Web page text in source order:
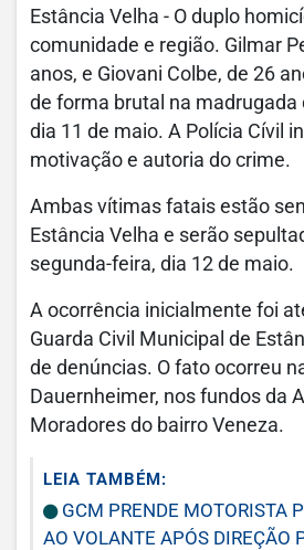
Estância Velha - O duplo
comunidade e região. Gilmar
anos, e Giovani Colbe, de 26
de forma brutal na madrugada
dia 11 de maio. A Polícia Cívil
motivação e autoria do crime.
Ambas vítimas fatais estão
Estância Velha e serão
segunda-feira, dia 12 de maio.
A ocorrência inicialmente foi
Guarda Civil Municipal de
de denúncias. O fato ocorreu
Dauernheimer, nos fundos da
Moradores do bairro Veneza.
LEIA TAMBÉM:
GCM PRENDE MOTORISTA
AO VOLANTE APÓS DIREÇÃO